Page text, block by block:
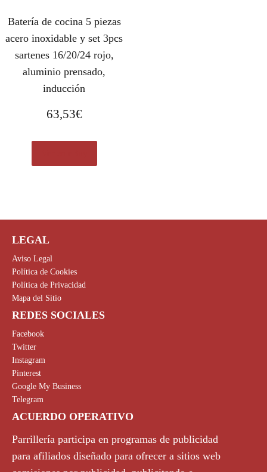
Batería de cocina 5 piezas
acero inoxidable y set 3pcs
sartenes 16/20/24 rojo,
aluminio prensado,
inducción
63,53€
LEGAL
Aviso Legal
Política de Cookies
Política de Privacidad
Mapa del Sitio
REDES SOCIALES
Facebook
Twitter
Instagram
Pinterest
Google My Business
Telegram
ACUERDO OPERATIVO
Parrillería participa en programas de publicidad
para afiliados diseñado para ofrecer a sitios web